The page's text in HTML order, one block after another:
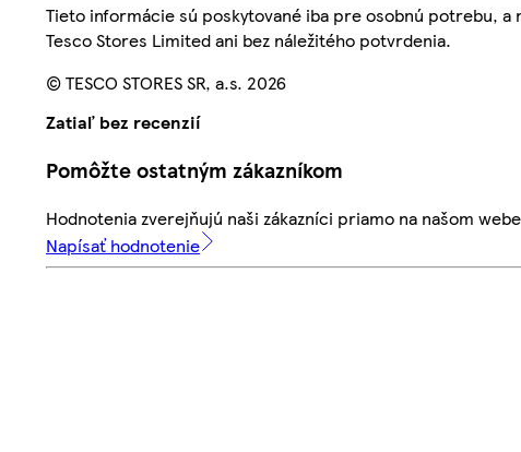
Tieto informácie sú poskytované iba pre osobnú potrebu,
Tesco Stores Limited ani bez náležitého potvrdenia.
© TESCO STORES SR, a.s. 2026
Zatiaľ bez recenzií
Pomôžte ostatným zákazníkom
Hodnotenia zverejňujú naši zákazníci priamo na našom
Napísať hodnotenie